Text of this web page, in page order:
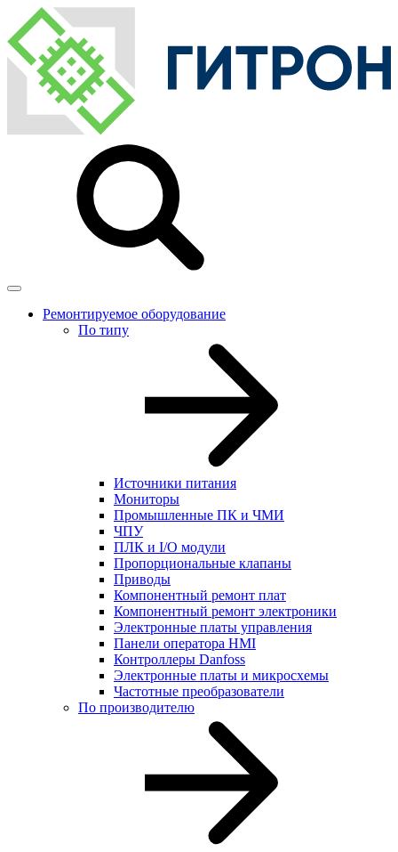
Ремонтируемое оборудование
По типу
Источники питания
Мониторы
Промышленные ПК и ЧМИ
ЧПУ
ПЛК и I/O модули
Пропорциональные клапаны
Приводы
Компонентный ремонт плат
Компонентный ремонт электроники
Электронные платы управления
Панели оператора HMI
Контроллеры Danfoss
Электронные платы и микросхемы
Частотные преобразователи
По производителю